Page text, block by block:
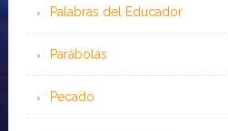
Palabras del Educador
Parábolas
Pecado